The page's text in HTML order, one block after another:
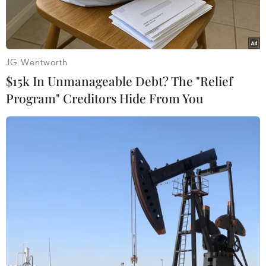
nghĩa.
Một gia đình có 2 con bị nhiễm chất độc da cam. (Ảnh: Thế
Duyệt/TTXVN)
Trung tuần tháng Bảy này, ông Nguyễn Xuân
Hồng, người cựu chiến binh - nạn nhân chất
JG Wentworth
$15k In Unmanageable Debt? The "Relief
Program" Creditors Hide From You